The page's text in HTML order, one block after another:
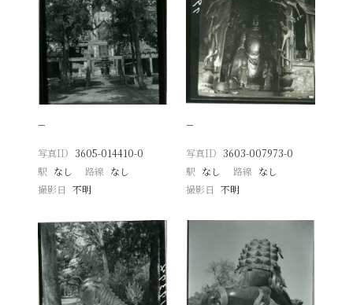
−
写真ID 3605-014410-0
駅 なし 路線 なし
撮影日
不明
−
写真ID 3603-007973-0
駅 なし 路線 なし
撮影日 不明